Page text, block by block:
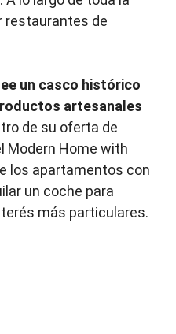
restaurantes de
un casco histórico
artesanales
de su oferta de
Modern Home with
los apartamentos con
un coche para
más particulares.